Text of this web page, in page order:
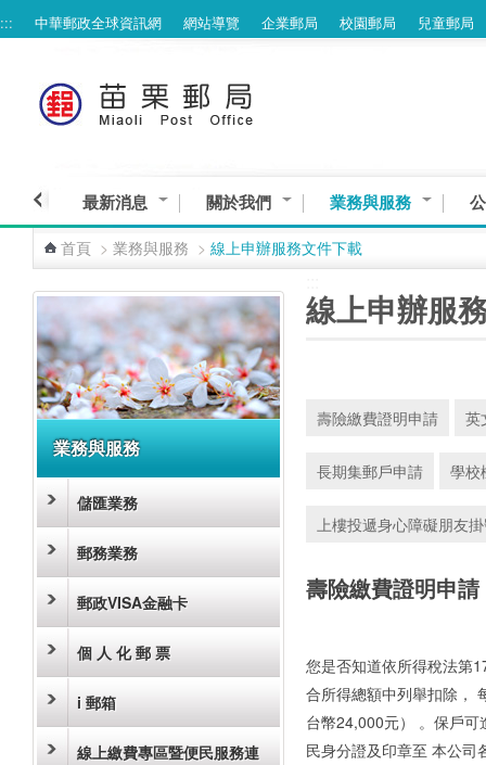
跳到主要內容區塊
::: 中華郵政全球資訊網 網站導覽 企業郵局 校園郵局 兒童郵局
最新消息 關於我們 業務與服務
首頁 > 業務與服務 > 線上申辦服務文件下載
業務與服務
儲匯業務
郵務業務
郵政VISA金融卡
個 人 化 郵 票
i 郵箱
線上繳費專區暨便民服務連
線上申辦服
壽險繳費證明申請 英
長期集郵戶申請 學校
上樓投遞身心障礙朋友
壽險繳費證明申請
您是否知道依所得稅法第
合所得總額中列舉扣除，
台幣24,000元） 。保戶
民身分證及印章至 本公司